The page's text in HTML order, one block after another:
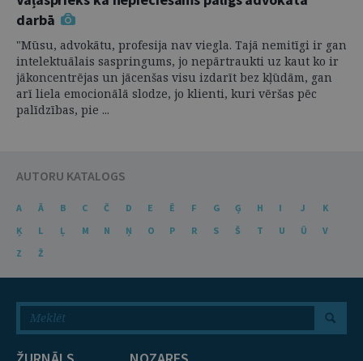
darbā
"Mūsu, advokātu, profesija nav viegla. Tajā nemitīgi ir gan
intelektuālais saspringums, jo nepārtraukti uz kaut ko ir
jākoncentrējas un jācenšas visu izdarīt bez kļūdām, gan
arī liela emocionālā slodze, jo klienti, kuri vēršas pēc
palīdzības, pie ...
AUTORU KATALOGS
A Ā B C Č D E Ē F G Ģ H I J
K
Ķ
L Ļ M N Ņ O P R S Š T U Ū
V
Z
Ž